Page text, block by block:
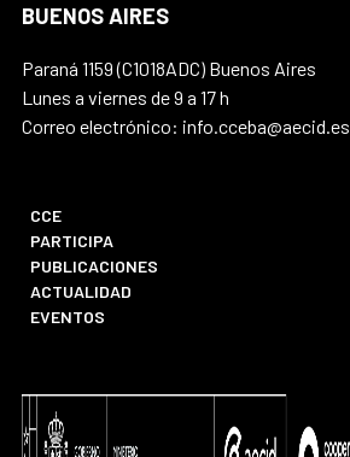
BUENOS AIRES
Paraná 1159 (C1018ADC) Buenos Aires
Lunes a viernes de 9 a 17 h
Correo electrónico: info.cceba@aecid.es
CCE
PARTICIPA
PUBLICACIONES
ACTUALIDAD
EVENTOS